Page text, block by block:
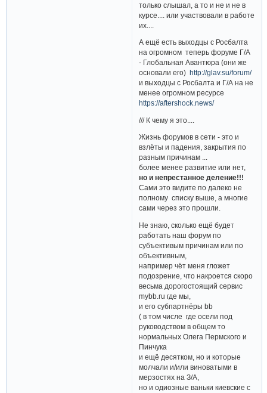
только слышал, а то и не и не в
курсе.... или участвовали в работе
их....
А ещё есть выходцы с Росбалта
на огромном теперь форуме Г/А
- Глобальная Авантюра (они же
основали его)
http://glav.su/forum/
и выходцы с Росбалта и Г/А на не
менее огромном ресурсе
https://aftershock.news/
/// К чему я это....
Жизнь форумов в сети - это и
взлёты и падения, закрытия по
разным причинам ...
более менее развитие или нет,
но и непрестанное деление!!!
Сами это видите по далеко не
полному списку выше, а многие
сами через это прошли.
Не знаю, сколько ещё будет
работать наш форум по
субъективым причинам или по
объективным,
например чёт меня гложет
подозрение, что накроется скоро
весьма дорогостоящий сервис
mybb.ru где мы,
и его субпартнёры bb
( в том числе где осели под
руководством в общем то
нормальных Олега Пермского и
Пинчука
и ещё десятком, но и которые
молчали и/или виноватыми в
мерзостях на З/А,
но и одиозные ваньки киевские с